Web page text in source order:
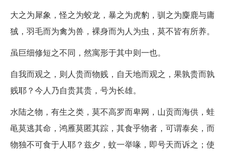
大之为犀象，怪之为蛟龙，暴之为虎豹，驯之为麋鹿与庸
狨，羽毛而为禽为兽，裸身而为人为虫，莫不皆有所养。
虽巨细修短之不同，然寓形于其中则一也。
自我而观之，则人贵而物贱，自天地而观之，果孰贵而孰
贱耶？今人乃自贵其贵，号为长雄。
水陆之物，有生之类，莫不高罗而卑网，山贡而海供，蛙
黾莫逃其命，鸿雁莫匿其踪，其食乎物者，可谓泰矣，而
物独不可食于人耶？兹夕，蚊一举喙，即号天而诉之；使